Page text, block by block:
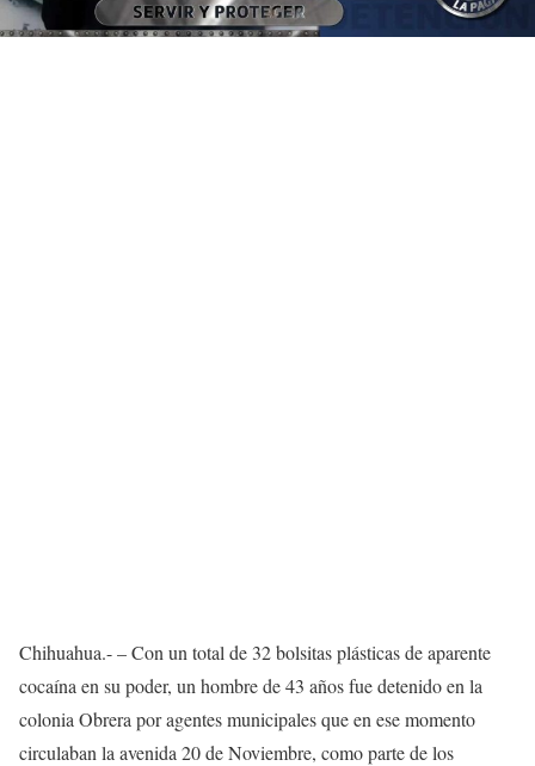
Chihuahua.- – Con un total de 32 bolsitas plásticas de aparente
cocaína en su poder, un hombre de 43 años fue detenido en la
colonia Obrera por agentes municipales que en ese momento
circulaban la avenida 20 de Noviembre, como parte de los